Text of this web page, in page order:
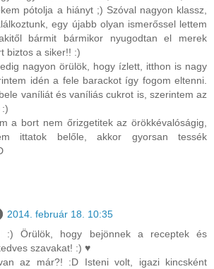
pótolja a hiányt ;) Szóval nagyon klassz,
egy újabb olyan ismerőssel lettem
bármit bármikor nyugodtan el merek
biztos a siker!! :)
nagyon örülök, hogy ízlett, itthon is nagy
idén a fele barackot így fogom eltenni.
vaníliát és vaníliás cukrot is, szerintem az
a bort nem őrizgetitek az örökkévalóságig,
ittatok belőle, akkor gyorsan tessék
2014. február 18. 10:35
:) Örülök, hogy bejönnek a receptek és
szavakat! :) ♥
az már?! :D Isteni volt, igazi kincsként